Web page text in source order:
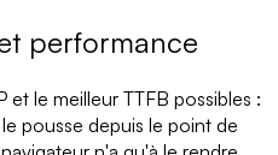
performance
et le meilleur TTFB possibles :
pousse depuis le point de